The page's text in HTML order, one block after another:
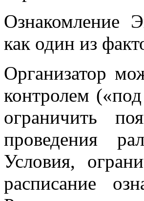
Ознакомление
как один из
Организатор
контролем
ограничить
проведения
Условия,
расписание